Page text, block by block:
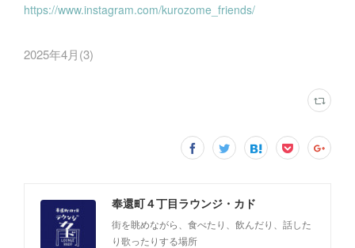
https://www.instagram.com/kurozome_friends/
2025年4月(3)
奉還町４丁目ラウンジ・カド
街を眺めながら、食べたり、飲んだり、話した
り歌ったりする場所